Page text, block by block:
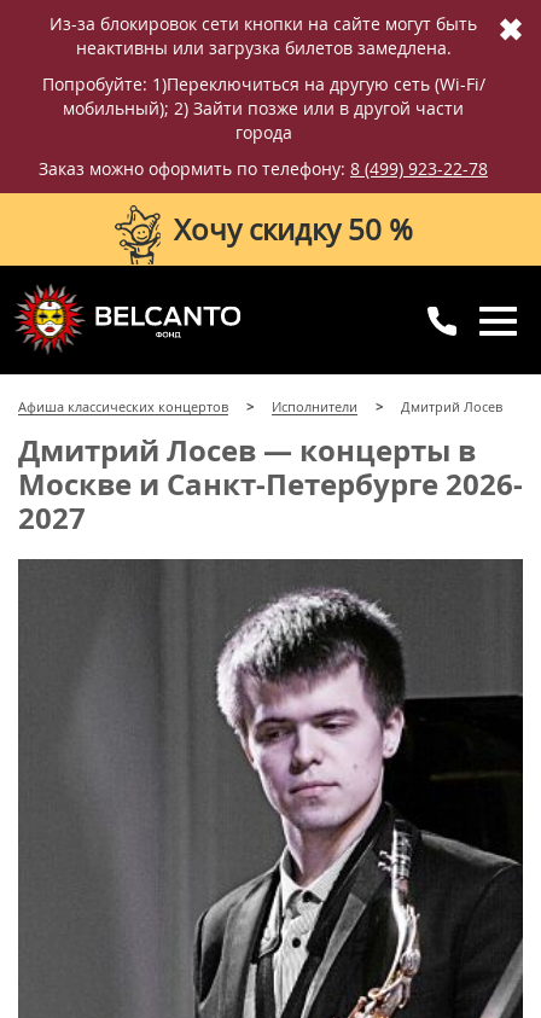
Из-за блокировок сети кнопки на сайте могут быть
неактивны или загрузка билетов замедлена.
Попробуйте: 1)Переключиться на другую сеть (Wi-Fi/
мобильный); 2) Зайти позже или в другой части
города
Заказ можно оформить по телефону: 8 (499) 923-22-78
✖
Хочу скидку 50 %
8 (499) 923-22-78
8 (800) 770-09-71
для регионов
Афиша классических концертов Исполнители Дмитрий Лосев
Дмитрий Лосев — концерты в
Москве и Санкт-Петербурге 2026-
2027